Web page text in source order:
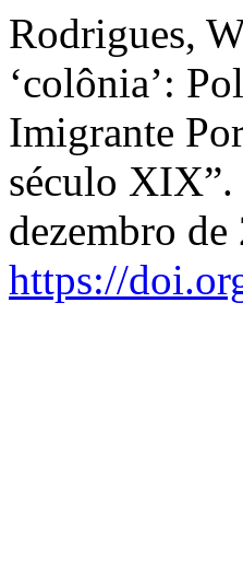
Rodrigues,
‘colônia’:
Imigrante
século XIX”.
dezembro
https://